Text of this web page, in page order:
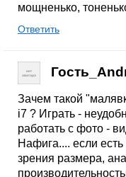
мощненько,
Ответить
Зачем такой
i7 ? Играть -
работать с фото -
Нафига.... если
зрения размера,